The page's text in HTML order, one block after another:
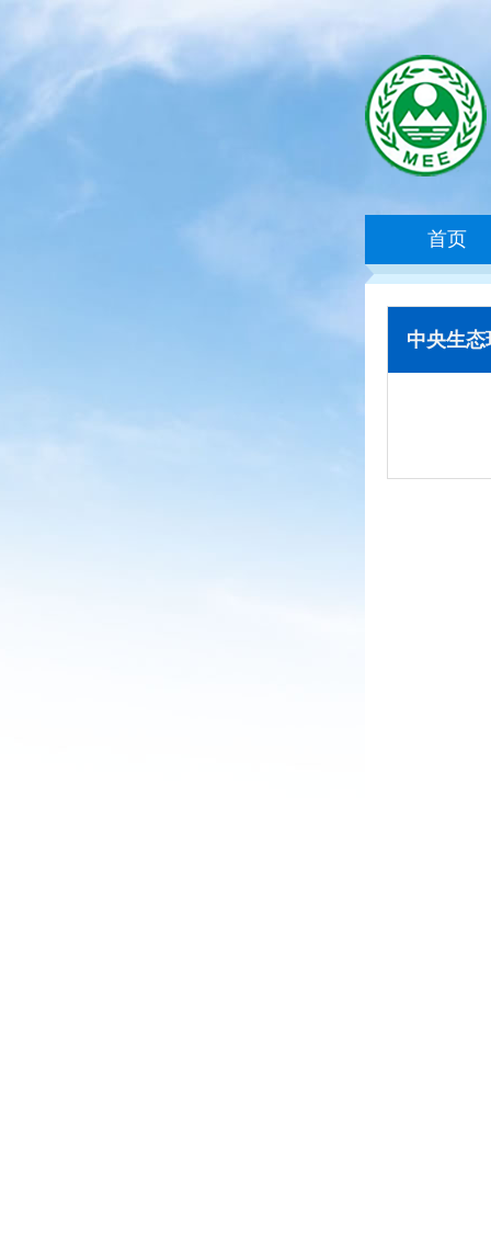
首页
中央生